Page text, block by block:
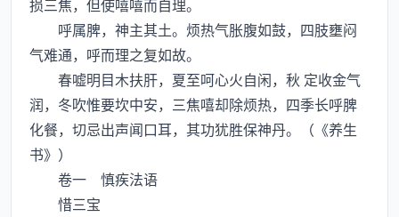
损三焦，但使嘻嘻而自理。
呼属脾，神主其土。烦热气胀腹如鼓，四肢壅闷
气难通，呼而理之复如故。
春嘘明目木扶肝，夏至呵心火自闲，秋 定收金气
润，冬吹惟要坎中安，三焦嘻却除烦热，四季长呼脾
化餐，切忌出声闻口耳，其功犹胜保神丹。（《养生
书》）
卷一 慎疾法语
惜三宝